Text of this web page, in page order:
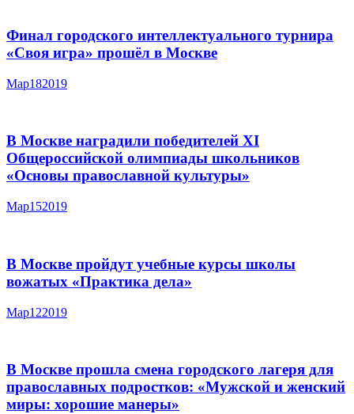
Финал городского интеллектуального турнира
«Своя игра» прошёл в Москве
Мар182019
В Москве наградили победителей XI
Общероссийской олимпиады школьников
«Основы православной культуры»
Мар152019
В Москве пройдут учебные курсы школы
вожатых «Практика дела»
Мар122019
В Москве прошла смена городского лагеря для
православных подростков: «Мужской и женский
миры: хорошие манеры»